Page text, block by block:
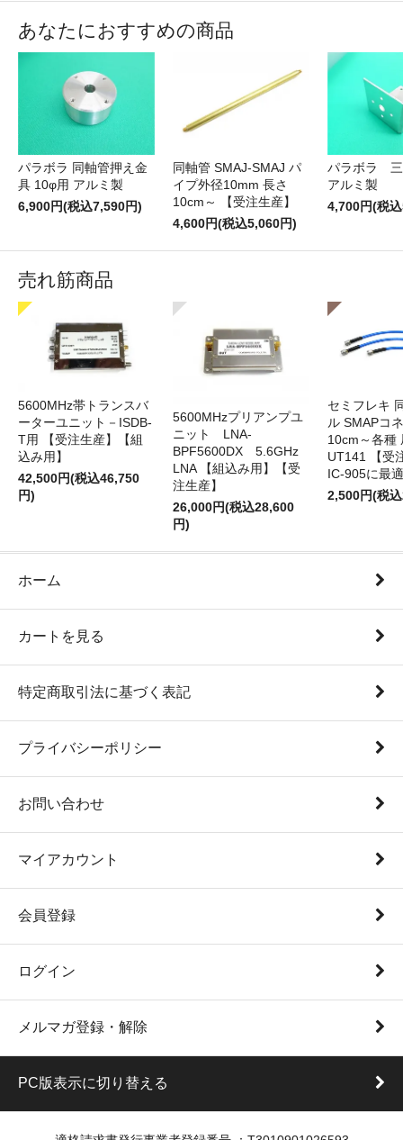
あなたにおすすめの商品
パラボラ 同軸管押え金
具 10φ用 アルミ製
6,900円(税込7,590円)
同軸管 SMAJ-SMAJ パ
イプ外径10mm 長さ
10cm～ 【受注生産】
4,600円(税込5,060円)
パラボラ
アルミ製
4,700円(税
売れ筋商品
5600MHz帯トランスバ
ーターユニット－ISDB-
T用 【受注生産】【組
込み用】
42,500円(税込46,750
円)
5600MHzプリアンプユ
ニット LNA-
BPF5600DX 5.6GHz
LNA 【組込み用】【受
注生産】
26,000円(税込28,600
円)
セミフレキ
ル SMAPコ
10cm～各種
UT141 【
IC-905に最適
2,500円(税
ホーム
カートを見る
特定商取引法に基づく表記
プライバシーポリシー
お問い合わせ
マイアカウント
会員登録
ログイン
メルマガ登録・解除
PC版表示に切り替える